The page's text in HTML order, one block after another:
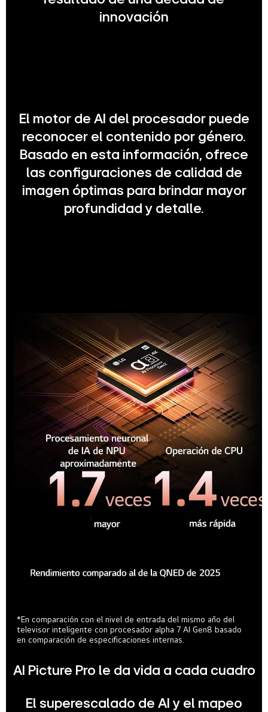
innovación
El motor de AI del procesador puede
reconocer el contenido por género.
Basado en esta información, ofrece
las configuraciones de calidad de
imagen óptimas para brindar mayor
profundidad y detalle.
*En comparación con el nivel de entrada del mismo año del
televisor inteligente con procesador alpha 7 AI Gen8 basado
en comparación de especificaciones internas.
AI Picture Pro le da vida a cada cuadro
El superescalado de AI y el mapeo